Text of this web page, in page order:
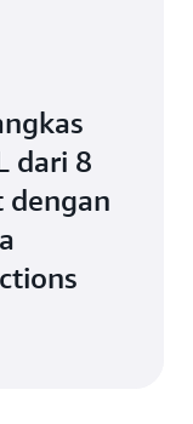
dari 8
dengan